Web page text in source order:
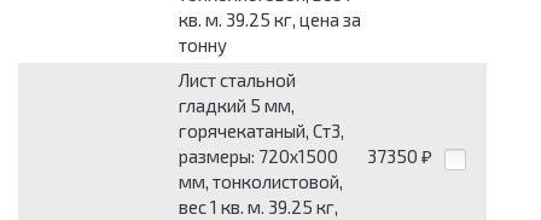
кв. м. 39.25 кг, цена за
тонну
Лист стальной
гладкий 5 мм,
горячекатаный, Ст3,
размеры: 720x1500
мм, тонколистовой,
вес 1 кв. м. 39.25 кг,
37350 ₽